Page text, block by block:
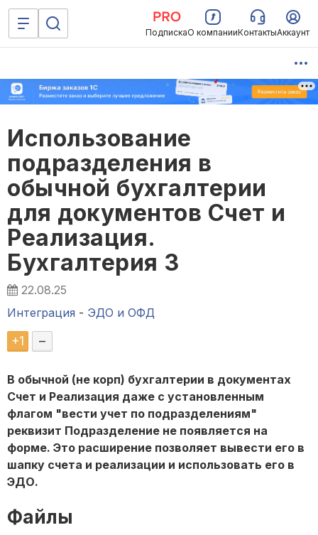
ПодпискаО компанииКонтактыАккаунт
Использование
подразделения в
обычной бухгалтерии
для документов Счет и
Реализация.
Бухгалтерия 3
22.08.25
Интеграция - ЭДО и ОФД
+1 –
В обычной (не корп) бухгалтерии в документах
Счет и Реализация даже с установленным
флагом "вести учет по подразделениям"
реквизит Подразделение не появляется на
форме. Это расширение позволяет вывести его в
шапку счета и реализации и использовать его в
ЭДО.
Файлы